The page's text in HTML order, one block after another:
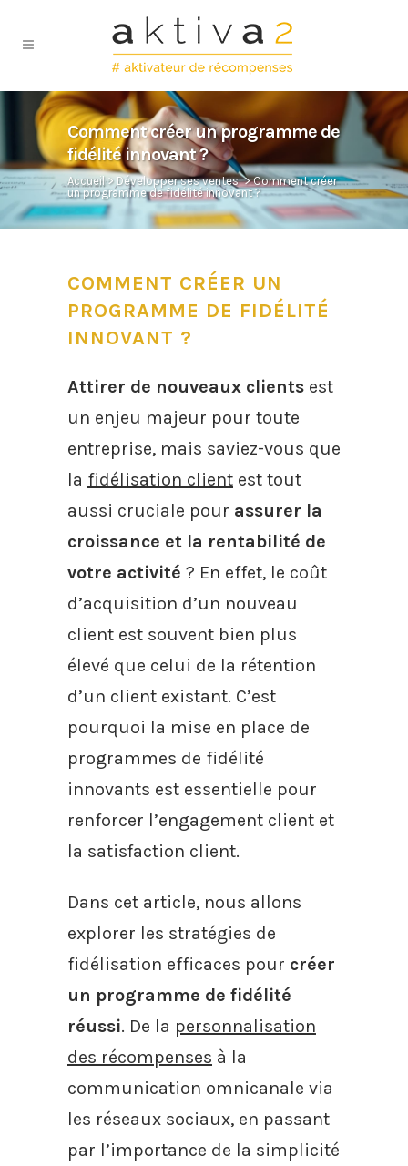
Comment créer un programme de
fidélité innovant ?
Accueil>Développer ses ventes >Comment créer
un programme de fidélité innovant ?
COMMENT CRÉER UN
PROGRAMME DE FIDÉLITÉ
INNOVANT ?
Attirer de nouveaux clients est
un enjeu majeur pour toute
entreprise, mais saviez-vous que
la fidélisation client est tout
aussi cruciale pour assurer la
croissance et la rentabilité de
votre activité ? En effet, le coût
d’acquisition d’un nouveau
client est souvent bien plus
élevé que celui de la rétention
d’un client existant. C’est
pourquoi la mise en place de
programmes de fidélité
innovants est essentielle pour
renforcer l’engagement client et
la satisfaction client.
Dans cet article, nous allons
explorer les stratégies de
fidélisation efficaces pour créer
un programme de fidélité
réussi. De la personnalisation
des récompenses à la
communication omnicanale via
les réseaux sociaux, en passant
par l’importance de la simplicité